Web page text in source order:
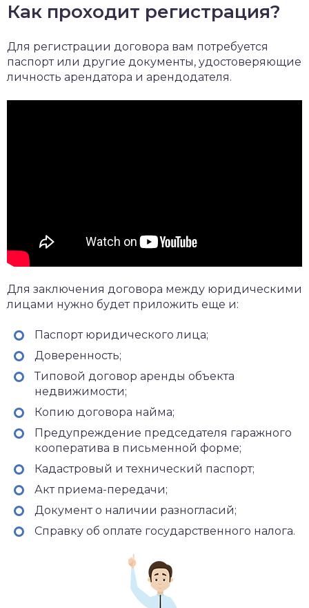
Как проходит регистрация?
Для регистрации договора вам потребуется
паспорт или другие документы, удостоверяющие
личность арендатора и арендодателя.
Для заключения договора между юридическими
лицами нужно будет приложить еще и:
Паспорт юридического лица;
Доверенность;
Типовой договор аренды объекта
недвижимости;
Копию договора найма;
Предупреждение председателя гаражного
кооператива в письменной форме;
Кадастровый и технический паспорт;
Акт приема-передачи;
Документ о наличии разногласий;
Справку об оплате государственного налога.